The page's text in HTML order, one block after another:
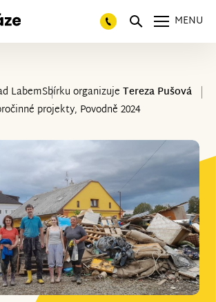
MENU
LabemSbírku organizuje Tereza Pušová
projekty, Povodně 2024